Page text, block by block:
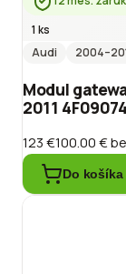
1 ks
Audi
2004
Modul
2011
123 €100.00 €
Do košíka